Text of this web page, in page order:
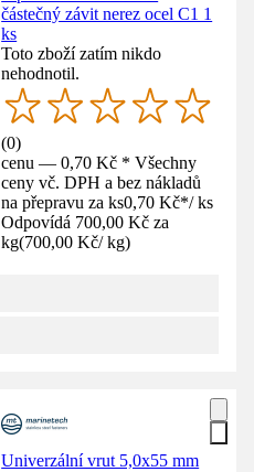
částečný závit nerez ocel C1 1
ks
Toto zboží zatím nikdo
nehodnotil.
(0)
cenu — 0,70 Kč * Všechny
ceny vč. DPH a bez nákladů
na přepravu za ks0,70 Kč*/ ks
Odpovídá 700,00 Kč za
kg(700,00 Kč/ kg)
Univerzální vrut 5,0x55 mm